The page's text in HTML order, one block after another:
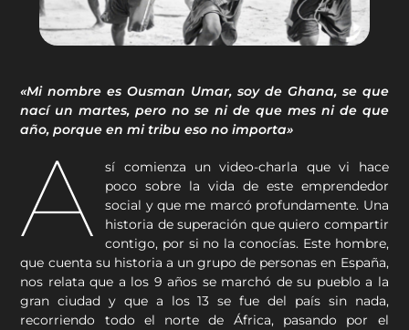
«Mi nombre es Ousman Umar, soy de Ghana, se que
nací un martes, pero no se ni de que mes ni de que
año, porque en mi tribu eso no importa»
A
sí comienza un video-charla que vi hace
poco sobre la vida de este emprendedor
social y que me marcó profundamente. Una
historia de superación que quiero compartir
contigo, por si no la conocías. Este hombre,
que cuenta su historia a un grupo de personas en España,
nos relata que a los 9 años se marchó de su pueblo a la
gran ciudad y que a los 13 se fue del país sin nada,
recorriendo todo el norte de África, pasando por el